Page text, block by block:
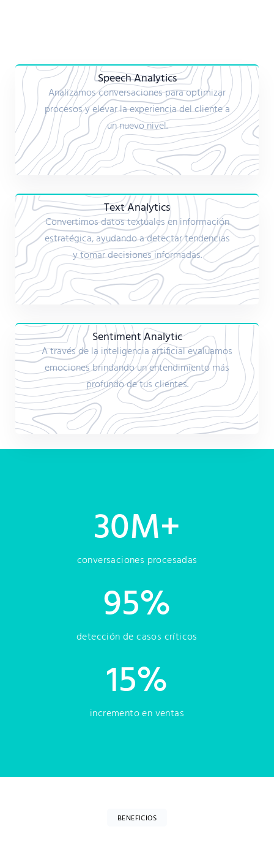
Speech Analytics
Analizamos conversaciones para optimizar
procesos y elevar la experiencia del cliente a
un nuevo nivel.
Text Analytics
Convertimos datos textuales en información
estratégica, ayudando a detectar tendencias
y tomar decisiones informadas.
Sentiment Analytic
A través de la inteligencia artificial evaluamos
emociones brindando un entendimiento más
profundo de tus clientes.
conversaciones procesadas
30M+
detección de casos críticos
95%
incremento en ventas
15%
BENEFICIOS